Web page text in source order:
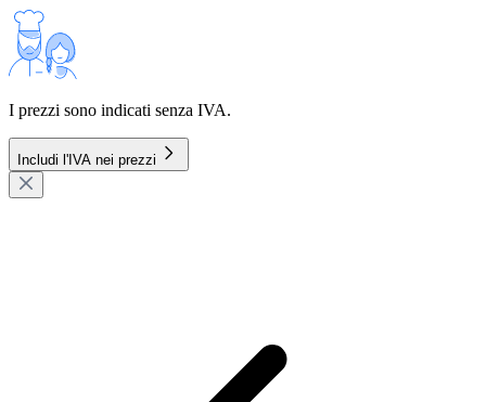
I prezzi sono indicati senza IVA.
Includi l'IVA nei prezzi